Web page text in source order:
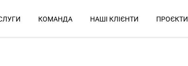
КОМАНДА НАШІ КЛІЄНТИ ПРОЄКТИ